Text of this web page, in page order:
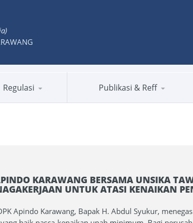
Regulasi Publikasi & Reff
KARAWANG BERSAMA UNSIKA
UNTUK ATASI KENAIKAN
Apindo Karawang, Bapak H. Abdul Syukur,